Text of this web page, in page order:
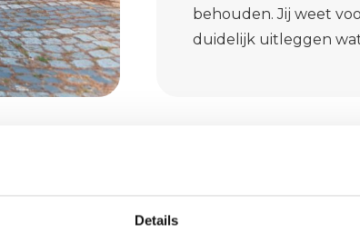
Details
behouden. Jij weet
duidelijk uitleggen